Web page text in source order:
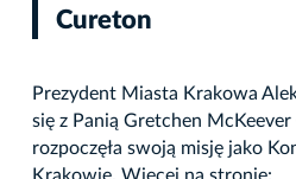
Cureton
Prezydent Miasta Krakowa
się z Panią Gretchen
rozpoczęła swoją misję jako
Krakowie. Więcej na stronie: